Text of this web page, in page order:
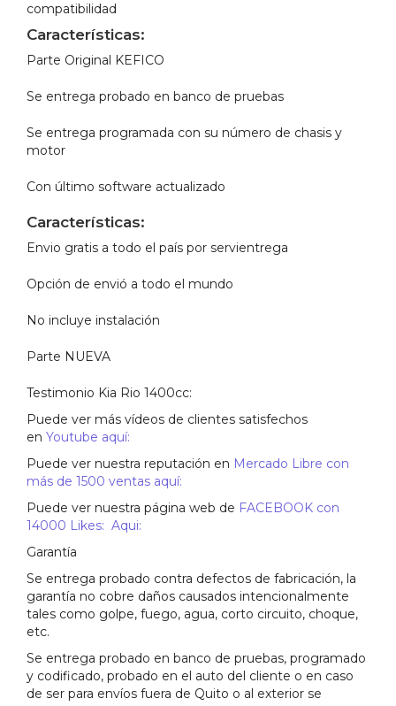
compatibilidad
Características:
Parte Original KEFICO
Se entrega probado en banco de pruebas
Se entrega programada con su número de chasis y
motor
Con último software actualizado
Características:
Envio gratis a todo el país por servientrega
Opción de envió a todo el mundo
No incluye instalación
Parte NUEVA
Testimonio Kia Rio 1400cc:
Puede ver más vídeos de clientes satisfechos
en Youtube aquí:
Puede ver nuestra reputación en Mercado Libre con
más de 1500 ventas aquí:
Puede ver nuestra página web de FACEBOOK con
14000 Likes: Aqui:
Garantía
Se entrega probado contra defectos de fabricación, la
garantía no cobre daños causados intencionalmente
tales como golpe, fuego, agua, corto circuito, choque,
etc.
Se entrega probado en banco de pruebas, programado
y codificado, probado en el auto del cliente o en caso
de ser para envíos fuera de Quito o al exterior se